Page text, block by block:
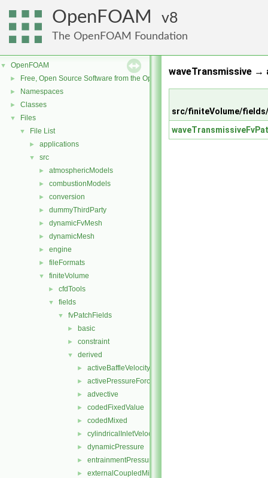
OpenFOAM 8
The OpenFOAM Foundation
▼ OpenFOAM
► Free, Open Source Software from the OpenFOAM Foundation
► Namespaces
► Classes
▼ Files
▼ File List
► applications
▼ src
► atmosphericModels
► combustionModels
► conversion
► dummyThirdParty
► dynamicFvMesh
► dynamicMesh
► engine
► fileFormats
▼ finiteVolume
► cfdTools
▼ fields
▼ fvPatchFields
► basic
► constraint
▼ derived
► activeBaffleVelocity
► activePressureForceBaffleVelocity
► advective
► codedFixedValue
► codedMixed
► cylindricalInletVelocity
► dynamicPressure
► entrainmentPressure
► externalCoupledMixed
waveTransmissive →
src/finiteVolume/